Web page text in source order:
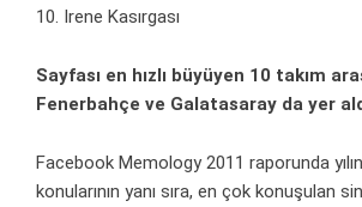
10. Irene Kasırgası
Sayfası en hızlı büyüyen 10 takım
Fenerbahçe ve Galatasaray da yer
Facebook Memology 2011 raporunda
konularının yanı sıra, en çok konuşulan